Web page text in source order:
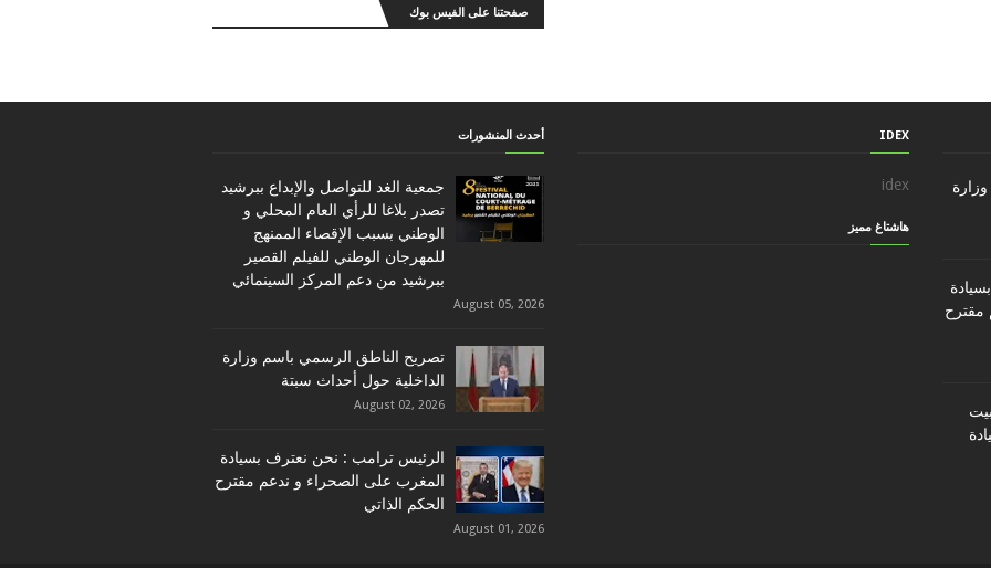
صفحتنا على الفيس بوك
مقترح
تثبيت
IDEX
idex
هاشتاغ مميز
أحدث المنشورات
جمعية الغد للتواصل والإبداع ببرشيد
تصدر بلاغا للرأي العام المحلي و
الوطني بسبب الإقصاء الممنهج
للمهرجان الوطني للفيلم القصير
ببرشيد من دعم المركز السينمائي
August 05, 2026
تصريح الناطق الرسمي باسم وزارة
الداخلية حول أحداث سبتة
August 02, 2026
الرئيس ترامب : نحن نعترف بسيادة
المغرب على الصحراء و ندعم مقترح
الحكم الذاتي
August 01, 2026